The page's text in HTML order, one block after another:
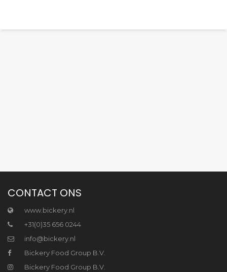
CONTACT ONS
www.bickery.nl
+31(0)35 656 0244
info@bickery.nl
Bickery Food Group B.V.
Bickery Food Group B.V.